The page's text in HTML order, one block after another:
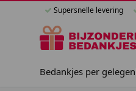
Supersnelle levering
Bedankjes per